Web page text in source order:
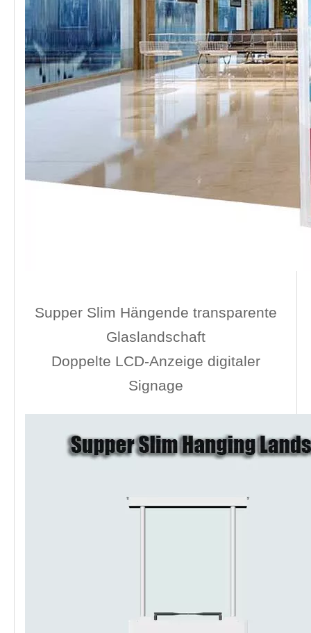
Supper Slim Hängende transparente
Glaslandschaft
Doppelte LCD-Anzeige digitaler
Signage